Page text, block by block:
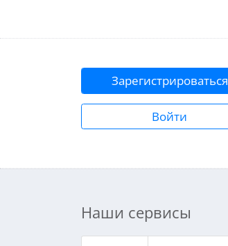
Зарегистрироваться
Войти
Наши сервисы